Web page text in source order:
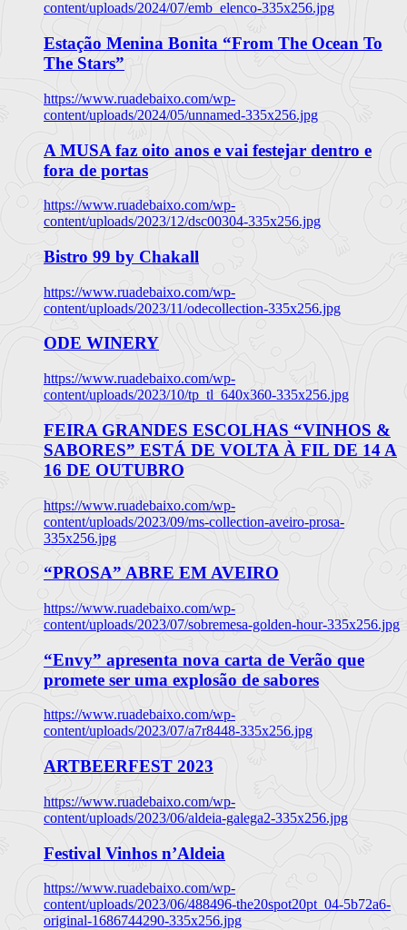
content/uploads/2024/07/emb_elenco-335x256.jpg
Estação Menina Bonita “From The Ocean To
The Stars”
https://www.ruadebaixo.com/wp-
content/uploads/2024/05/unnamed-335x256.jpg
A MUSA faz oito anos e vai festejar dentro e
fora de portas
https://www.ruadebaixo.com/wp-
content/uploads/2023/12/dsc00304-335x256.jpg
Bistro 99 by Chakall
https://www.ruadebaixo.com/wp-
content/uploads/2023/11/odecollection-335x256.jpg
ODE WINERY
https://www.ruadebaixo.com/wp-
content/uploads/2023/10/tp_tl_640x360-335x256.jpg
FEIRA GRANDES ESCOLHAS “VINHOS &
SABORES” ESTÁ DE VOLTA À FIL DE 14 A
16 DE OUTUBRO
https://www.ruadebaixo.com/wp-
content/uploads/2023/09/ms-collection-aveiro-prosa-
335x256.jpg
“PROSA” ABRE EM AVEIRO
https://www.ruadebaixo.com/wp-
content/uploads/2023/07/sobremesa-golden-hour-335x256.jpg
“Envy” apresenta nova carta de Verão que
promete ser uma explosão de sabores
https://www.ruadebaixo.com/wp-
content/uploads/2023/07/a7r8448-335x256.jpg
ARTBEERFEST 2023
https://www.ruadebaixo.com/wp-
content/uploads/2023/06/aldeia-galega2-335x256.jpg
Festival Vinhos n’Aldeia
https://www.ruadebaixo.com/wp-
content/uploads/2023/06/488496-the20spot20pt_04-5b72a6-
original-1686744290-335x256.jpg